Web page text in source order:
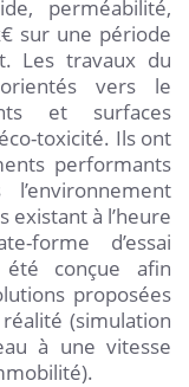
perméabilité,
sur une période
Les travaux du
vers le
et surfaces
toxicité. Ils ont
performants
à l’heure
forme d’essai
conçue afin
proposées
(simulation
à une vitesse